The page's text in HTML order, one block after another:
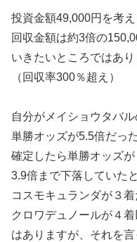
投資金額49,000円を考え
回収金額は約3倍の
いきたいところではあり
（回収率300％超え）
自分がメイショウタバ
単勝オッズが5.5倍だっ
確定したら単勝オッズが
3.9倍まで下落していた
コスモキュランダが３
クロワデュノールが４
はありますが、それを